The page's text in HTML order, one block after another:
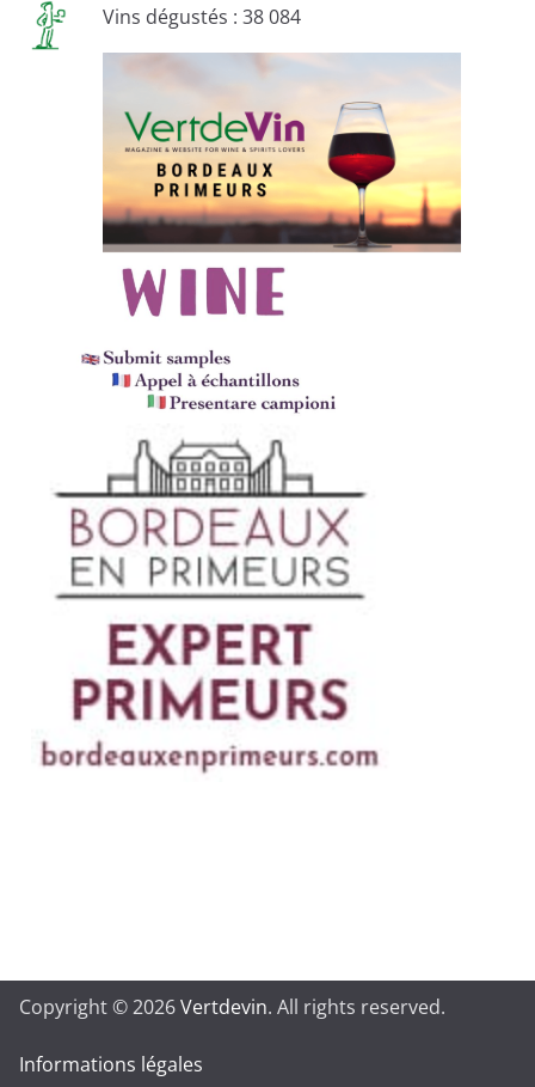
Vins dégustés : 38 084
Copyright © 2026Vertdevin. All rights reserved.
Informations légales